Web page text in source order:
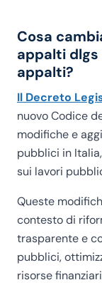
Cosa
appalti dlgs
appalti?
Il Decreto
nuovo Codice
modifiche e
pubblici in
sui lavori
Queste
contesto di
trasparente e
pubblici,
risorse